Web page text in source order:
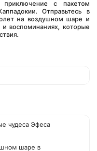
Отправьтесь в
на воздушном шаре и
и воспоминаниях, которые
чудеса Эфеса
шаре в